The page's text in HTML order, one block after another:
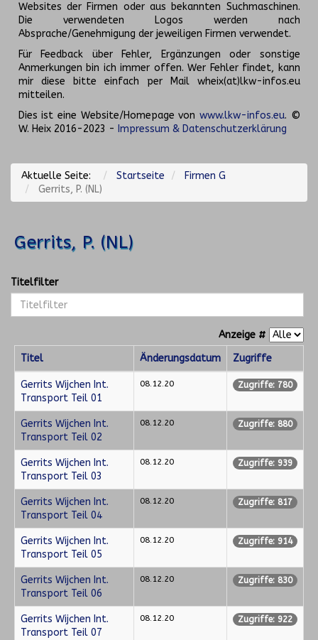
Websites der Firmen oder aus bekannten Suchmaschinen.
Die verwendeten Logos werden nach
Absprache/Genehmigung der jeweiligen Firmen verwendet.
Für Feedback über Fehler, Ergänzungen oder sonstige
Anmerkungen bin ich immer offen. Wer Fehler findet, kann
mir diese bitte einfach per Mail wheix(at)lkw-infos.eu
mitteilen.
Dies ist eine Website/Homepage von www.lkw-infos.eu. ©
W. Heix 2016-2023 - Impressum & Datenschutzerklärung
Aktuelle Seite: Startseite
Firmen G
Gerrits, P. (NL)
Gerrits, P. (NL)
Titelfilter
Anzeige #
Titel
Änderungsdatum Zugriffe
Gerrits Wijchen Int.
Transport Teil 01
08.12.20 Zugriffe: 780
Gerrits Wijchen Int.
Transport Teil 02
08.12.20 Zugriffe: 880
Gerrits Wijchen Int.
Transport Teil 03
08.12.20 Zugriffe: 939
Gerrits Wijchen Int.
Transport Teil 04
08.12.20 Zugriffe: 817
Gerrits Wijchen Int.
Transport Teil 05
08.12.20 Zugriffe: 914
Gerrits Wijchen Int.
Transport Teil 06
08.12.20 Zugriffe: 830
Gerrits Wijchen Int.
Transport Teil 07
08.12.20 Zugriffe: 922